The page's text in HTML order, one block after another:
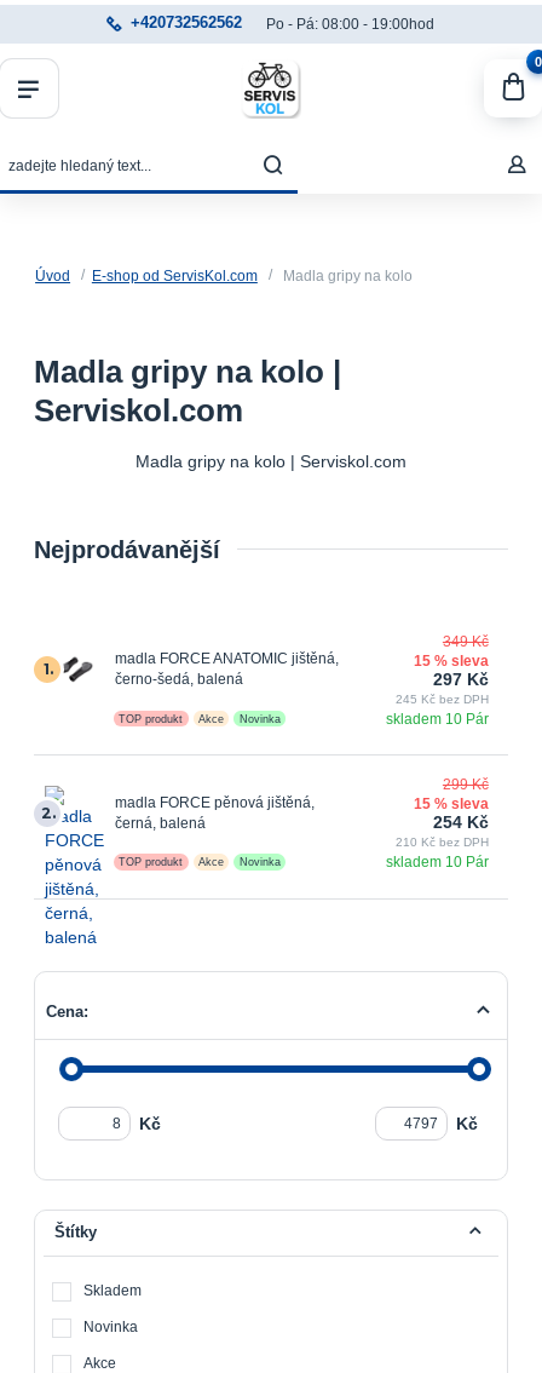
+420732562562 Po - Pá: 08:00 - 19:00hod
0
Úvod E-shop od ServisKol.com Madla gripy na kolo
Madla gripy na kolo |
Serviskol.com
Madla gripy na kolo | Serviskol.com
Nejprodávanější
1.
madla FORCE ANATOMIC jištěná,
černo-šedá, balená
skladem 10 Pár
TOP produkt Akce Novinka
349 Kč
15 % sleva
297 Kč
245 Kč bez DPH
2.
madla FORCE pěnová jištěná,
černá, balená
skladem 10 Pár
TOP produkt Akce Novinka
299 Kč
15 % sleva
254 Kč
210 Kč bez DPH
Cena:
Kč Kč
Štítky
Skladem
Novinka
Akce